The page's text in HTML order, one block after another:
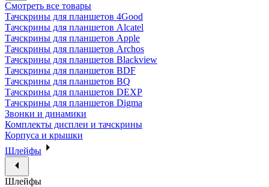
Смотреть все товары
Тачскрины для планшетов 4Good
Тачскрины для планшетов Alcatel
Тачскрины для планшетов Apple
Тачскрины для планшетов Archos
Тачскрины для планшетов Blackview
Тачскрины для планшетов BDF
Тачскрины для планшетов BQ
Тачскрины для планшетов DEXP
Тачскрины для планшетов Digma
Звонки и динамики
Комплекты дисплеи и тачскрины
Корпуса и крышки
Шлейфы
Шлейфы